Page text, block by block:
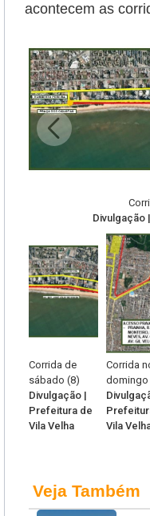
acontecem as
Divulgação
Corrida de
sábado (8)
Divulgação |
Prefeitura de
Vila Velha
Corrida
domingo
Vila
Veja Também